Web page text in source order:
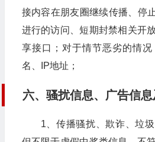
接内容在朋友圈继续传播、停
进行的访问、短期封禁相关开
享接口；对于情节恶劣的情
名、IP地址；
六、骚扰信息、广告信
1、传播骚扰、欺诈、垃